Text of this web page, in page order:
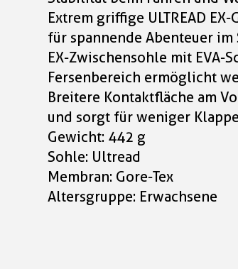
Extrem griffige ULTREAD
für spannende Abenteuer im
EX-Zwischensohle mit EVA-
Fersenbereich ermöglicht
Breitere Kontaktfläche am
und sorgt für weniger
Gewicht: 442 g
Sohle: Ultread
Membran: Gore-Tex
Altersgruppe: Erwachsene